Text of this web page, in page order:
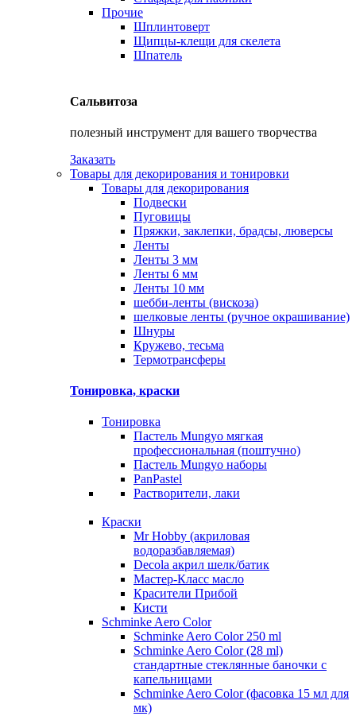
Прочие
Шплинтоверт
Щипцы-клещи для скелета
Шпатель
Сальвитоза
полезный инструмент для вашего творчества
Заказать
Товары для декорирования и тонировки
Товары для декорирования
Подвески
Пуговицы
Пряжки, заклепки, брадсы, люверсы
Ленты
Ленты 3 мм
Ленты 6 мм
Ленты 10 мм
шебби-ленты (вискоза)
шелковые ленты (ручное окрашивание)
Шнуры
Кружево, тесьма
Термотрансферы
Тонировка, краски
Тонировка
Пастель Mungyo мягкая
профессиональная (поштучно)
Пастель Mungyo наборы
PanPastel
Растворители, лаки
Краски
Mr Hobby (акриловая
водоразбавляемая)
Decola акрил шелк/батик
Мастер-Класс масло
Красители Прибой
Кисти
Schminke Aero Color
Schminke Aero Color 250 ml
Schminke Aero Color (28 ml)
стандартные стеклянные баночки с
капельницами
Schminke Aero Color (фасовка 15 мл для
мк)